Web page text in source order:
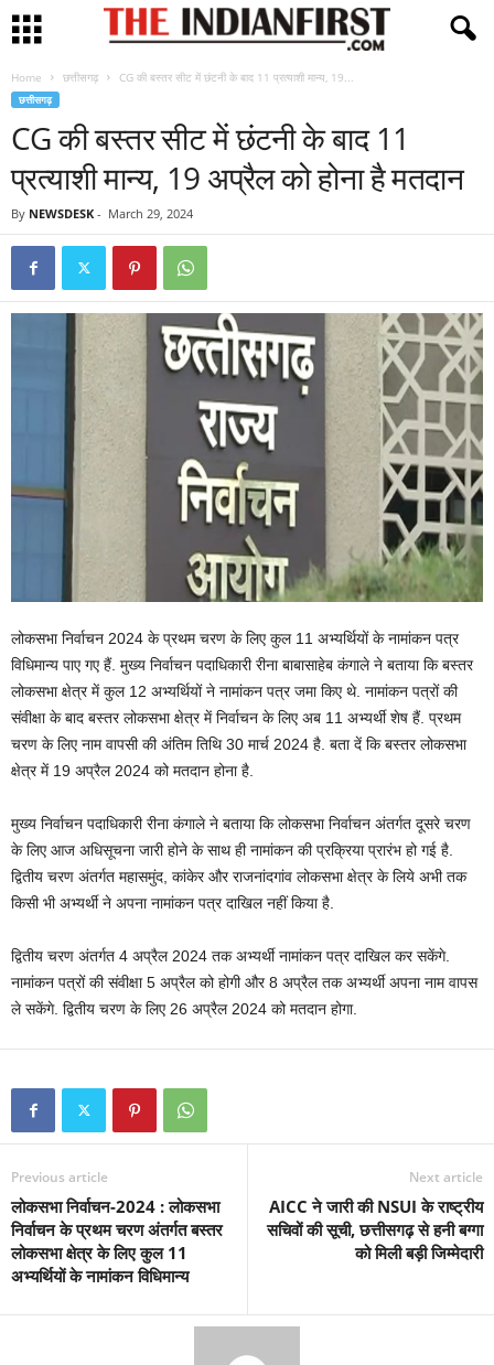
Home छत्तीसगढ़ CG की बस्तर सीट में छंटनी के बाद 11 प्रत्याशी मान्य, 19...
छत्तीसगढ़
CG की बस्तर सीट में छंटनी के बाद 11
प्रत्याशी मान्य, 19 अप्रैल को होना है मतदान
By NEWSDESK - March 29, 2024
लोकसभा निर्वाचन 2024 के प्रथम चरण के लिए कुल 11 अभ्यर्थियों के नामांकन पत्र
विधिमान्य पाए गए हैं. मुख्य निर्वाचन पदाधिकारी रीना बाबासाहेब कंगाले ने बताया कि बस्तर
लोकसभा क्षेत्र में कुल 12 अभ्यर्थियों ने नामांकन पत्र जमा किए थे. नामांकन पत्रों की
संवीक्षा के बाद बस्तर लोकसभा क्षेत्र में निर्वाचन के लिए अब 11 अभ्यर्थी शेष हैं. प्रथम
चरण के लिए नाम वापसी की अंतिम तिथि 30 मार्च 2024 है. बता दें कि बस्तर लोकसभा
क्षेत्र में 19 अप्रैल 2024 को मतदान होना है.
मुख्य निर्वाचन पदाधिकारी रीना कंगाले ने बताया कि लोकसभा निर्वाचन अंतर्गत दूसरे चरण
के लिए आज अधिसूचना जारी होने के साथ ही नामांकन की प्रक्रिया प्रारंभ हो गई है.
द्वितीय चरण अंतर्गत महासमुंद, कांकेर और राजनांदगांव लोकसभा क्षेत्र के लिये अभी तक
किसी भी अभ्यर्थी ने अपना नामांकन पत्र दाखिल नहीं किया है.
द्वितीय चरण अंतर्गत 4 अप्रैल 2024 तक अभ्यर्थी नामांकन पत्र दाखिल कर सकेंगे.
नामांकन पत्रों की संवीक्षा 5 अप्रैल को होगी और 8 अप्रैल तक अभ्यर्थी अपना नाम वापस
ले सकेंगे. द्वितीय चरण के लिए 26 अप्रैल 2024 को मतदान होगा.
Previous article
लोकसभा निर्वाचन-2024 : लोकसभा
निर्वाचन के प्रथम चरण अंतर्गत बस्तर
लोकसभा क्षेत्र के लिए कुल 11
अभ्यर्थियों के नामांकन विधिमान्य
Next article
AICC ने जारी की NSUI के राष्ट्रीय
सचिवों की सूची, छत्तीसगढ़ से हनी बग्गा
को मिली बड़ी जिम्मेदारी